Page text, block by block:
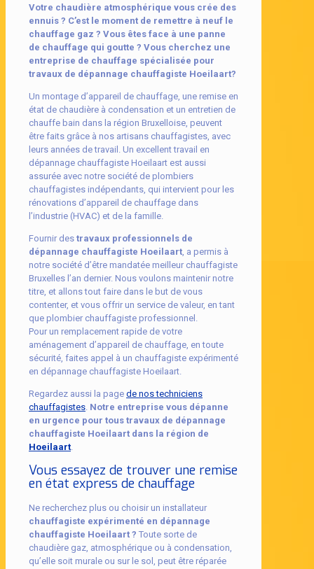
Votre chaudière atmosphérique vous crée des
ennuis ? C’est le moment de remettre à neuf le
chauffage gaz ? Vous êtes face à une panne
de chauffage qui goutte ? Vous cherchez une
entreprise de chauffage spécialisée pour
travaux de dépannage chauffagiste Hoeilaart?
Un montage d’appareil de chauffage, une remise en
état de chaudière à condensation et un entretien de
chauffe bain dans la région Bruxelloise, peuvent
être faits grâce à nos artisans chauffagistes, avec
leurs années de travail. Un excellent travail en
dépannage chauffagiste Hoeilaart est aussi
assurée avec notre société de plombiers
chauffagistes indépendants, qui intervient pour les
rénovations d’appareil de chauffage dans
l’industrie (HVAC) et de la famille.
Fournir des travaux professionnels de
dépannage chauffagiste Hoeilaart, a permis à
notre société d’être mandatée meilleur chauffagiste
Bruxelles l’an dernier. Nous voulons maintenir notre
titre, et allons tout faire dans le but de vous
contenter, et vous offrir un service de valeur, en tant
que plombier chauffagiste professionnel.
Pour un remplacement rapide de votre
aménagement d’appareil de chauffage, en toute
sécurité, faites appel à un chauffagiste expérimenté
en dépannage chauffagiste Hoeilaart.
Regardez aussi la page de nos techniciens
chauffagistes. Notre entreprise vous dépanne
en urgence pour tous travaux de dépannage
chauffagiste Hoeilaart dans la région de
Hoeilaart.
Vous essayez de trouver une remise
en état express de chauffage
Ne recherchez plus ou choisir un installateur
chauffagiste expérimenté en dépannage
chauffagiste Hoeilaart ? Toute sorte de
chaudière gaz, atmosphérique ou à condensation,
qu’elle soit murale ou sur le sol, peut être réparée